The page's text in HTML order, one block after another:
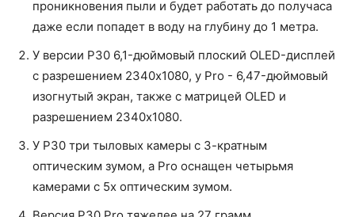
проникновения пыли и будет работать до получаса
даже если попадет в воду на глубину до 1 метра.
У версии P30 6,1-дюймовый плоский OLED-дисплей
с разрешением 2340x1080, у Pro - 6,47-дюймовый
изогнутый экран, также с матрицей OLED и
разрешением 2340x1080.
У P30 три тыловых камеры с 3-кратным
оптическим зумом, а Pro оснащен четырьмя
камерами с 5х оптическим зумом.